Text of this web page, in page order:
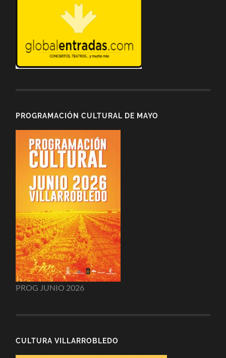
PROGRAMACIÓN CULTURAL DE MAYO
PROG JUNIO 2026
CULTURA VILLARROBLEDO